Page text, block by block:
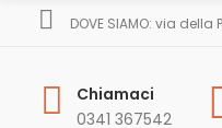
DOVE SIAMO: via della
Chiamaci
0341 367542